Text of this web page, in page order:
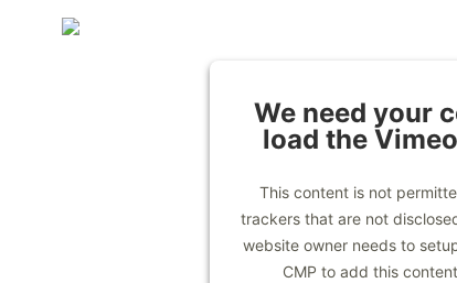
We need your
load the
This content is not
trackers that are not
website owner needs to
CMP to add this